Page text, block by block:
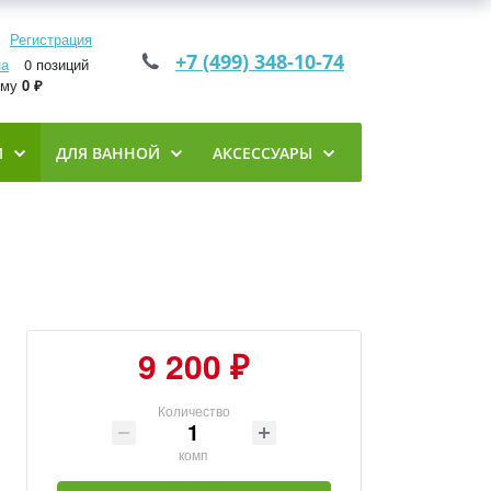
Регистрация
0 позиций
0 ₽
+7 (499) 348-10-74
ДЛЯ ВАННОЙ АКСЕССУАРЫ
9 200 ₽
Количество
комп